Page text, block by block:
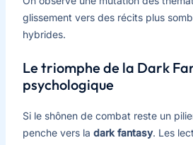
glissement vers des récits plus
hybrides.
Le triomphe de la Dark
psychologique
Si le shônen de combat reste un
penche vers la dark fantasy. Les